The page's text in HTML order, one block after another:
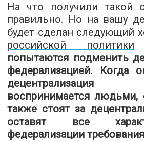
На что получили такой
правильно. Но на вашу
будет сделан следующий
российской политики
попытаются подменить
федерализацией. Когда
децентрализация
воспринимается людьми,
также стоят за
оставят все
федерализации требования